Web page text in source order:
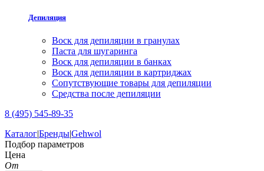
Депиляция
Воск для депиляции в гранулах
Паста для шугаринга
Воск для депиляции в банках
Воск для депиляции в картриджах
Сопутствующие товары для депиляции
Средства после депиляции
8 (495) 545-89-35
Каталог|Бренды|Gehwol
Подбор параметров
Цена
От